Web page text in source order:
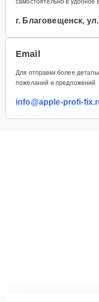
г. Благовещенск,
Email
Для отправки более
пожеланий и предложений
info@apple-profi-